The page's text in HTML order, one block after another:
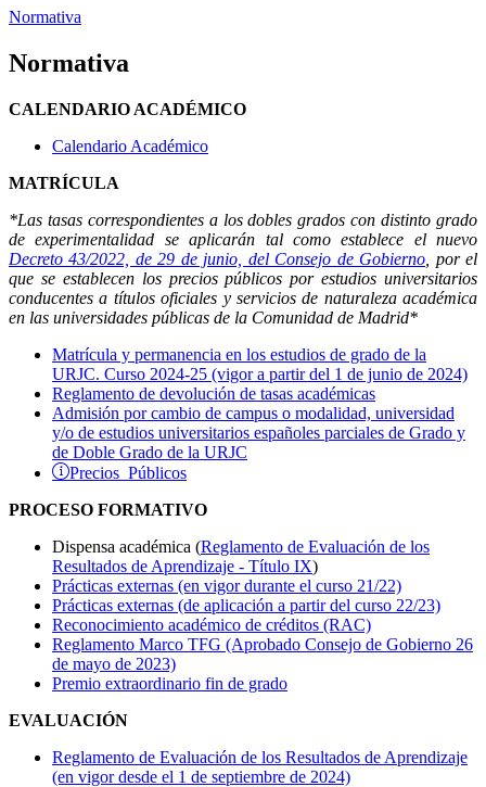
Normativa
Normativa
CALENDARIO ACADÉMICO
Calendario Académico
MATRÍCULA
*Las tasas correspondientes a los dobles grados con distinto grado
de experimentalidad se aplicarán tal como establece el nuevo
Decreto 43/2022, de 29 de junio, del Consejo de Gobierno , por el
que se establecen los precios públicos por estudios universitarios
conducentes a títulos oficiales y servicios de naturaleza académica
en las universidades públicas de la Comunidad de Madrid*
Matrícula y permanencia en los estudios de grado de la
URJC. Curso 2024-25 (vigor a partir del 1 de junio de 2024)
Reglamento de devolución de tasas académicas
Admisión por cambio de campus o modalidad, universidad
y/o de estudios universitarios españoles parciales de Grado y
de Doble Grado de la URJC
Precios Públicos
PROCESO FORMATIVO
Dispensa académica (Reglamento de Evaluación de los
Resultados de Aprendizaje - Título IX)
Prácticas externas (en vigor durante el curso 21/22)
Prácticas externas (de aplicación a partir del curso 22/23)
Reconocimiento académico de créditos (RAC)
Reglamento Marco TFG (Aprobado Consejo de Gobierno 26
de mayo de 2023)
Premio extraordinario fin de grado
EVALUACIÓN
Reglamento de Evaluación de los Resultados de Aprendizaje
(en vigor desde el 1 de septiembre de 2024)